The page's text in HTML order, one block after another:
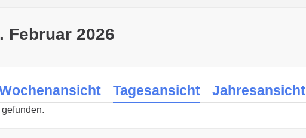
Februar 2026
Tagesansicht Jahresansicht